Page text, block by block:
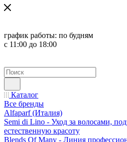
график работы: по будням
с 11:00 до 18:00
Каталог
Все бренды
Alfaparf (Италия)
Semi di Lino - Уход за волосами,
естественную красоту
Blends Of Many - Линия